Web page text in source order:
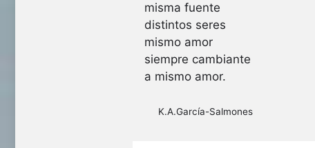
misma fuente
distintos seres
mismo amor
siempre cambiante
a mismo amor.
K.A.García-Salmones